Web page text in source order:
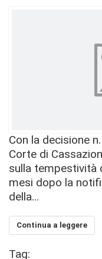
Con la decisione
Corte di
sulla tempestività
mesi dopo la
della...
Continua a leggere
Tag: